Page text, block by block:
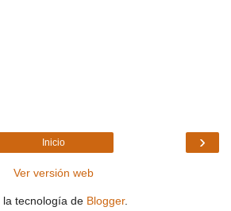
›
Inicio
Ver versión web
la tecnología de Blogger.